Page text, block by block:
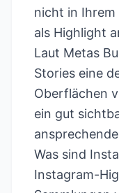
nicht in
als Highlight
Laut Metas
Stories eine
Oberflächen
ein gut
Was sind
Instagram-